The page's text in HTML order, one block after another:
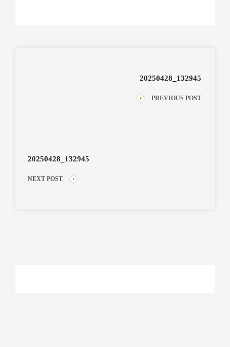
20250428_132945
PREVIOUS POST
20250428_132945
NEXT POST